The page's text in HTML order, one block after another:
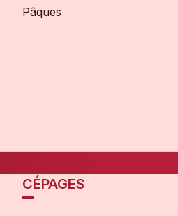
Pâques
CÉPAGES